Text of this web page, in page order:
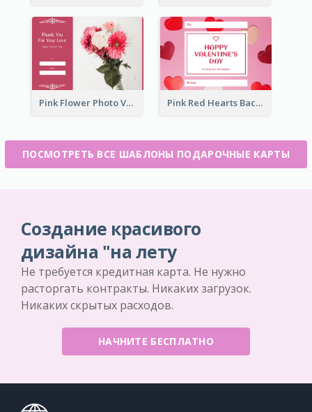
Pink Flower Photo Valentine's Day Gift Card Pink Red Hearts Background Valentine's Day Gift Card
ПОСМОТРЕТЬ ВСЕ ШАБЛОНЫ ПОДАРОЧНЫЕ КАРТЫ
Создание красивого
дизайна "на лету
Не требуется кредитная карта. Не нужно
расторгать контракты. Никаких загрузок.
Никаких скрытых расходов.
НАЧНИТЕ БЕСПЛАТНО